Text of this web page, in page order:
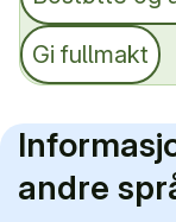
Gi fullmakt
andre